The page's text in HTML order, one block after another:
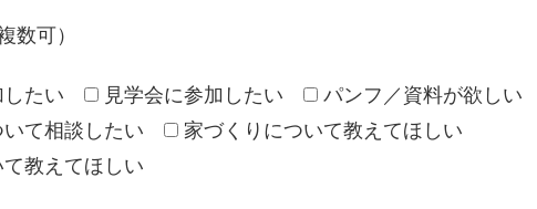
数可）
たい 見学会に参加したい
パンフ／資料が欲しい
て相談したい
家づくりについて教えてほしい
教えてほしい